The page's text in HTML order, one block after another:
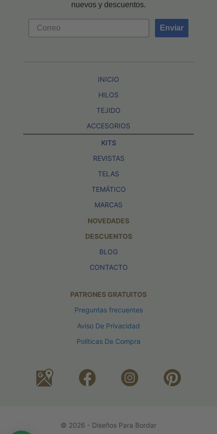
nuevos y descuentos.
Enviar
INICIO
HILOS
TEJIDO
ACCESORIOS
KITS
REVISTAS
TELAS
TEMÁTICO
MARCAS
NOVEDADES
DESCUENTOS
BLOG
CONTACTO
PATRONES GRATUITOS
Preguntas frecuentes
Aviso De Privacidad
Políticas De Compra
© 2026 - Diseños Para Bordar